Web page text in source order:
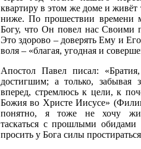
квартиру в этом же доме и живёт
ниже. По прошествии времени
Богу, что Он повел нас Своими
Это здорово – доверять Ему и
воля – «благая, угодная и
Апостол Павел писал:
достигшим; а только, забывая
вперед, стремлюсь к цели, к
Божия во Христе Иисусе»
понятно, я тоже не хочу
таскаться с прошлыми
просить у Бога силы